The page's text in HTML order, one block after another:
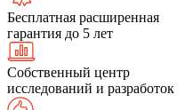
Бесплатная расширенная
гарантия до 5 лет
Собственный центр
исследований и разработок